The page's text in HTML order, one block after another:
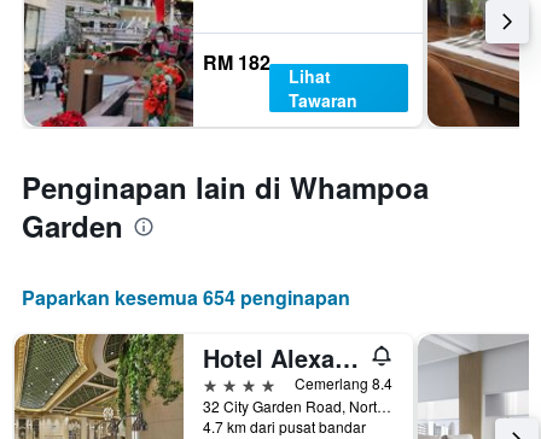
RM 182
Lihat
Tawaran
Penginapan lain di Whampoa
Garden
Paparkan kesemua 654 penginapan
Hotel Alexandra
4 bintang
Cemerlang 8.4
32 City Garden Road, North Point, Hong Kong, Hong Kong
4.7 km dari pusat bandar